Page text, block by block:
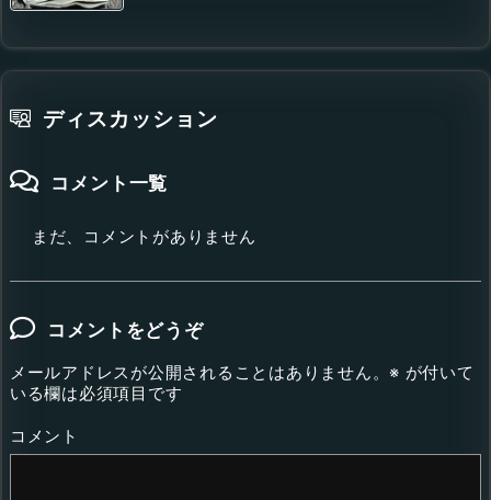
ディスカッション
コメント一覧
まだ、コメントがありません
コメントをどうぞ
メールアドレスが公開されることはありません。 ※ が付いて
いる欄は必須項目です
コメント